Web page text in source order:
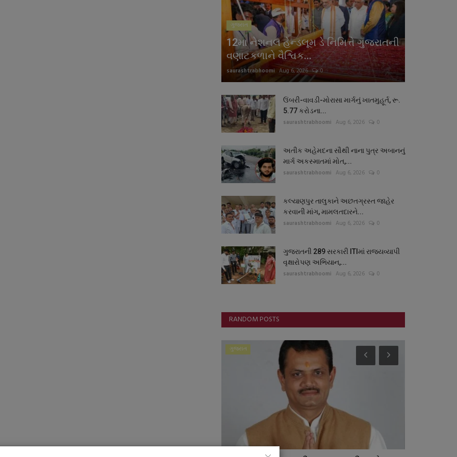
ગુજરાત
12મા નેશનલ હેન્ડલૂમ ડે નિમિત્તે ગુજરાતની
વણાટકળાને વૈશ્વિક...
saurashtrabhoomi Aug 6, 2026 0
ઉંબરી-વાવડી-મોરાસા માર્ગનું ખાતમુહૂર્ત, રૂ.
5.77 કરોડના...
saurashtrabhoomi Aug 6, 2026 0
અતીક અહેમદના સૌથી નાના પુત્ર અબાનનું
માર્ગ અકસ્માતમાં મોત,...
saurashtrabhoomi Aug 6, 2026 0
કલ્યાણપુર તાલુકાને અછતગ્રસ્ત જાહેર
કરવાની માંગ, મામલતદારને...
saurashtrabhoomi Aug 6, 2026 0
ગુજરાતની 289 સરકારી ITIમાં રાજ્યવ્યાપી
વૃક્ષારોપણ અભિયાન,...
saurashtrabhoomi Aug 6, 2026 0
RANDOM POSTS
ગુજરાત